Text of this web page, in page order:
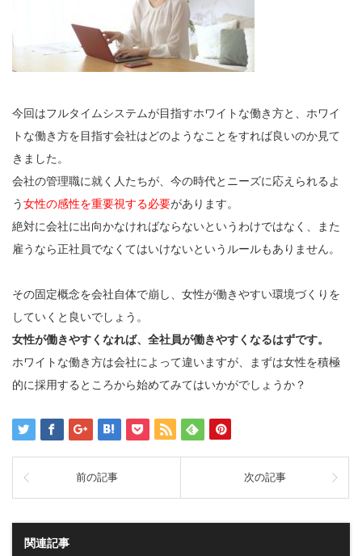
今回はフルタイムシステムが目指すホワイトな働き方と、ホワイ
トな働き方を目指す会社はどのようなことをすれば良いのか見て
きました。
会社の管理職に就く人たちが、今の時代とニーズに応えられるよ
う女性の感性を重要視する必要があります。
絶対に会社に出向かなければならないというわけではなく、また
雇うなら正社員でなくてはいけないというルールもありません。
その固定概念を会社自体で崩し、女性が働きやすい環境づくりを
していくと良いでしょう。
女性が働きやすくなれば、全社員が働きやすくなるはずです。
ホワイトな働き方は会社によって違いますが、まずは女性を積極
的に採用するところから始めてみてはいかがでしょうか？
前の記事 次の記事
関連記事